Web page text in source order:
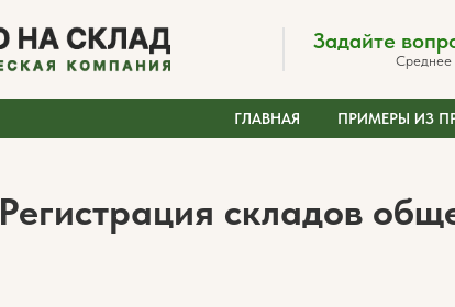
Среднее
Задайте
ГЛАВНАЯ ПРИМЕРЫ ИЗ
Регистрация складов